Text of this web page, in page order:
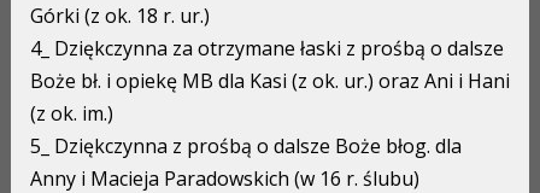
Górki (z ok. 18 r. ur.)
4_ Dziękczynna za otrzymane łaski z prośbą o dalsze
Boże bł. i opiekę MB dla Kasi (z ok. ur.) oraz Ani i Hani
(z ok. im.)
5_ Dziękczynna z prośbą o dalsze Boże błog. dla
Anny i Macieja Paradowskich (w 16 r. ślubu)